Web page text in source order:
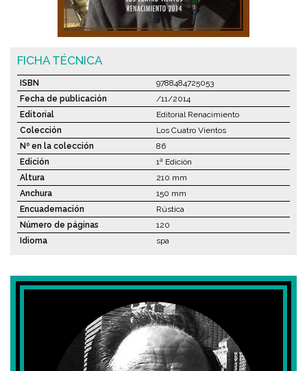
FICHA TÉCNICA
ISBN
9788484725053
Fecha de publicación
/11/2014
Editorial
Editorial Renacimiento
Colección
Los Cuatro Vientos
Nº en la colección
86
Edición
1ª Edición
Altura
210 mm
Anchura
150 mm
Encuadernación
Rústica
Número de páginas
120
Idioma
spa